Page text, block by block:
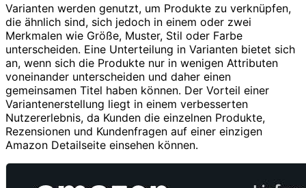
Varianten werden genutzt, um Produkte zu verknüpfen,
die ähnlich sind, sich jedoch in einem oder zwei
Merkmalen wie Größe, Muster, Stil oder Farbe
unterscheiden. Eine Unterteilung in Varianten bietet sich
an, wenn sich die Produkte nur in wenigen Attributen
voneinander unterscheiden und daher einen
gemeinsamen Titel haben können. Der Vorteil einer
Variantenerstellung liegt in einem verbesserten
Nutzererlebnis, da Kunden die einzelnen Produkte,
Rezensionen und Kundenfragen auf einer einzigen
Amazon Detailseite einsehen können.